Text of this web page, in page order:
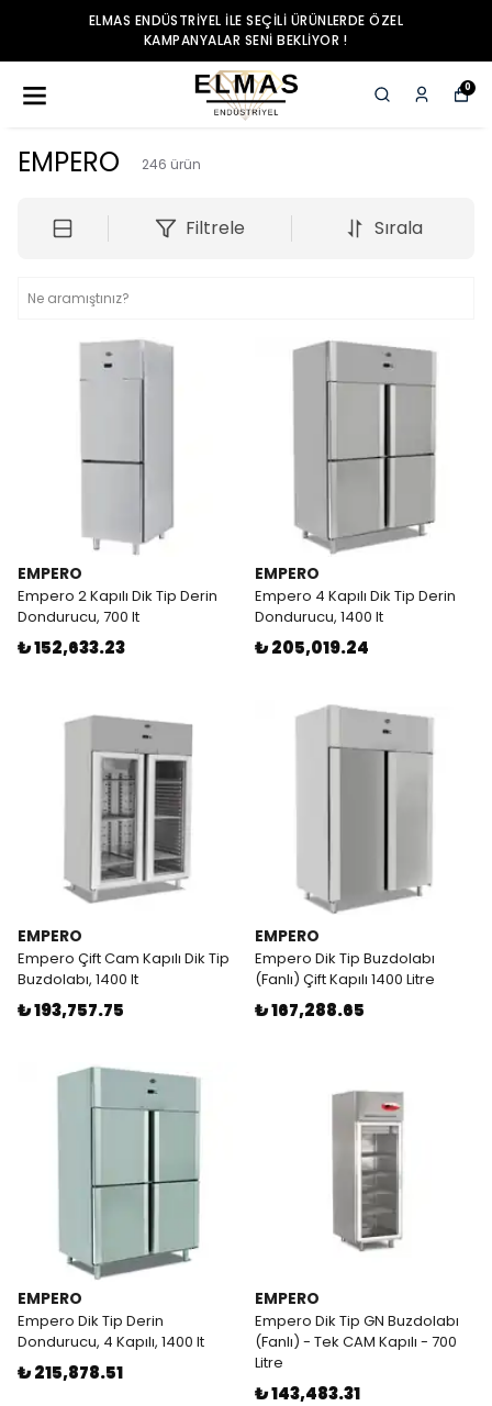
ELMAS ENDÜSTRIYEL ILE SEÇILI ÜRÜNLERDE ÖZEL
KAMPANYALAR SENI BEKLIYOR !
0
EMPERO 246 ürün
Filtrele Sırala
EMPERO
Empero 2 Kapılı Dik Tip Derin
Dondurucu, 700 lt
₺ 152,633.23
EMPERO
Empero 4 Kapılı Dik Tip Derin
Dondurucu, 1400 lt
₺ 205,019.24
EMPERO
Empero Çift Cam Kapılı Dik Tip
Buzdolabı, 1400 lt
₺ 193,757.75
EMPERO
Empero Dik Tip Buzdolabı
(Fanlı) Çift Kapılı 1400 Litre
₺ 167,288.65
EMPERO
Empero Dik Tip Derin
Dondurucu, 4 Kapılı, 1400 lt
₺ 215,878.51
EMPERO
Empero Dik Tip GN Buzdolabı
(Fanlı) - Tek CAM Kapılı - 700
Litre
₺ 143,483.31